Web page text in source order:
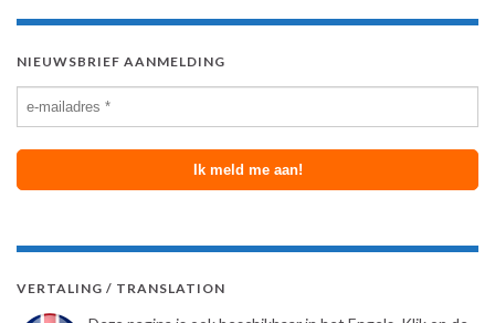
NIEUWSBRIEF AANMELDING
VERTALING / TRANSLATION